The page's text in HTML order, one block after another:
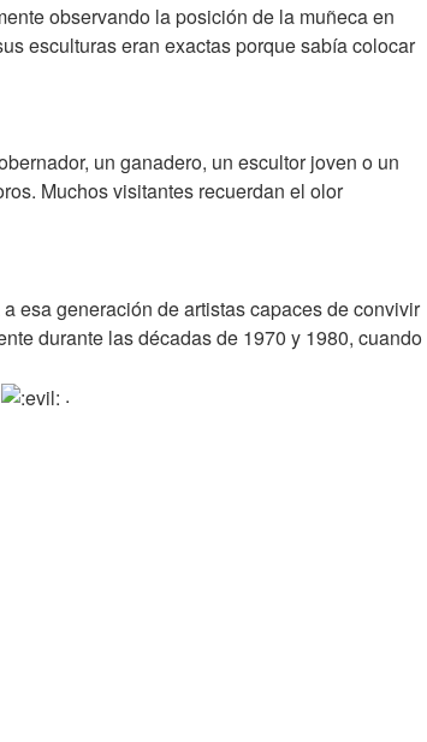
observando la posición de la muñeca en
esculturas eran exactas porque sabía colocar
un ganadero, un escultor joven o un
Muchos visitantes recuerdan el olor
esa generación de artistas capaces de convivir
durante las décadas de 1970 y 1980, cuando
.